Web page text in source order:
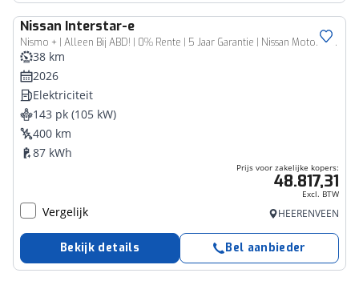
Nissan Interstar-e
Nismo + | Alleen Bij ABD! | 0% Rente | 5 Jaar Garantie | Nissan Motorsport | 2000KG Trekgewicht | Tot 460Km Actieradius |
Bedrijfswagen
38 km
2026
Elektriciteit
143 pk (105 kW)
400 km
87 kWh
Prijs voor zakelijke kopers:
48.817,31
Excl. BTW
Vergelijk HEERENVEEN
Bekijk details Bel aanbieder